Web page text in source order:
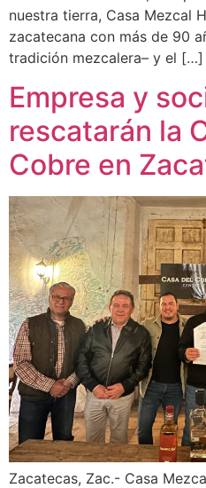
nuestra tierra, Casa Mezcal
zacatecana con más de 90
tradición mezcalera– y el […]
Empresa y
rescatarán la
Cobre en
Zacatecas, Zac.- Casa